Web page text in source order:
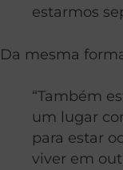
estarmos
Da mesma
“Também
um lugar
para estar
viver em